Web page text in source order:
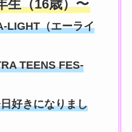
生（16歳）〜
LIGHT（エーライ
TEENS FES-
好きになりまし